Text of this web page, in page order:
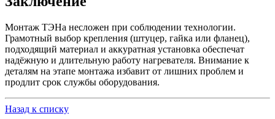
Монтаж ТЭНа несложен при соблюдении технологии.
Грамотный выбор крепления (штуцер, гайка или фланец),
подходящий материал и аккуратная установка обеспечат
надёжную и длительную работу нагревателя. Внимание к
деталям на этапе монтажа избавит от лишних проблем и
продлит срок службы оборудования.
Назад к списку